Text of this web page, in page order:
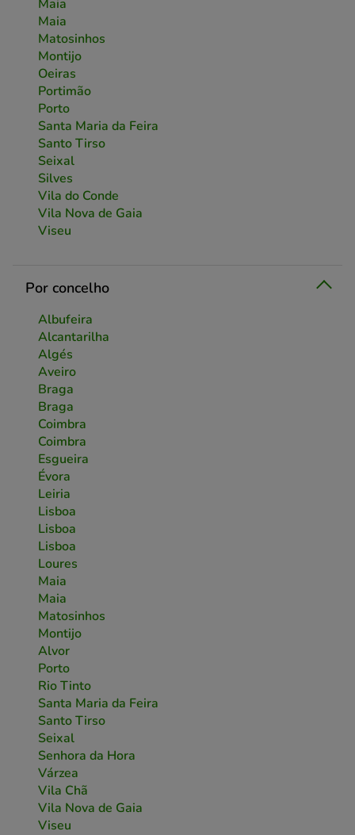
Maia
Maia
Matosinhos
Montijo
Oeiras
Portimão
Porto
Santa Maria da Feira
Santo Tirso
Seixal
Silves
Vila do Conde
Vila Nova de Gaia
Viseu
Por concelho
Albufeira
Alcantarilha
Algés
Aveiro
Braga
Braga
Coimbra
Coimbra
Esgueira
Évora
Leiria
Lisboa
Lisboa
Lisboa
Loures
Maia
Maia
Matosinhos
Montijo
Alvor
Porto
Rio Tinto
Santa Maria da Feira
Santo Tirso
Seixal
Senhora da Hora
Várzea
Vila Chã
Vila Nova de Gaia
Viseu